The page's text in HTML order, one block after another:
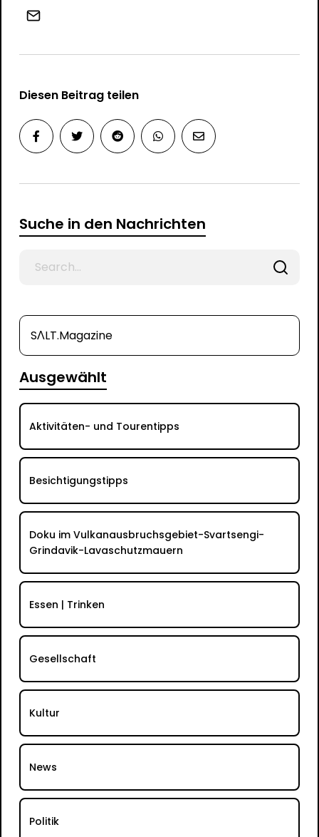
Diesen Beitrag teilen
Suche in den Nachrichten
SΛLT.Magazine
Ausgewählt
Aktivitäten- und Tourentipps
Besichtigungstipps
Doku im Vulkanausbruchsgebiet-Svartsengi-
Grindavik-Lavaschutzmauern
Essen | Trinken
Gesellschaft
Kultur
News
Politik